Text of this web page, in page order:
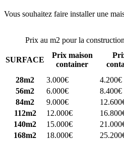
Vous souhaitez faire installer une
Prix au m2 pour la
SURFACE
Prix maison
container
28m2
3.000€ 4.200€
56m2
6.000€ 8.400€
84m2
9.000€
112m2
12.000€
140m2
15.000€
168m2
18.000€